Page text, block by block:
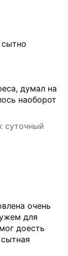
думал на
наоборот
суточный
очень
для
доесть